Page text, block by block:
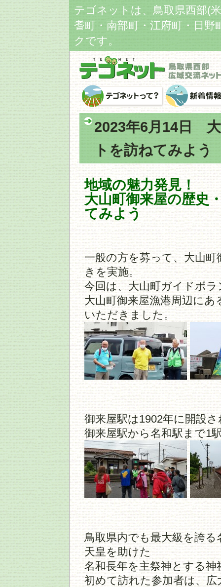
テゴネットは、鳥取県西部(
耆町・南部町・江府町・日
クです。
2023年6月14日
トを訪ねてみよう
地域の魅力発見！
大山町御来屋の歴史
てみよう
一般の方を募って、大山
きを実施。
今回は、大山町ガイドボ
大山町御来屋漁港周辺に
いただきました。
御来屋駅は1902年に開設
御来屋駅から名和駅まで1
鳥取県内でも最大級を誇
天皇を助けた
名和長年を主祭神とする神
初めて訪れた参加者は、